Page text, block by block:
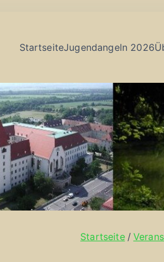
StartseiteJugendangeln 2026
Startseite